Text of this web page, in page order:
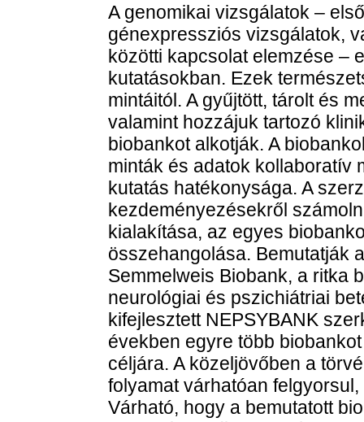
A genomikai vizsgálatok –
génexpressziós vizsgálatok,
közötti kapcsolat elemzése –
kutatásokban. Ezek
mintáitól. A gyűjtött, tárolt és
valamint hozzájuk tartozó
biobankot alkotják. A
minták és adatok kollaboratív
kutatás hatékonysága. A
kezdeményezésekről
kialakítása, az egyes
összehangolása. Bemutatják
Semmelweis Biobank, a ritka
neurológiai és pszichiátriai
kifejlesztett NEPSYBANK
években egyre több
céljára. A közeljövőben a
folyamat várhatóan
Várható, hogy a bemutatott